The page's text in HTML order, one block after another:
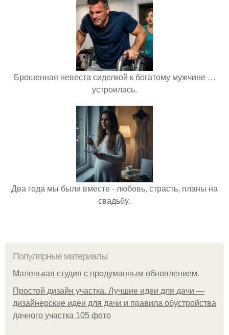
Брошенная невеста сиделкой к богатому мужчине …
устроилась.
Два года мы были вместе - любовь, страсть, планы на
свадьбу.
Популярные материалы
Маленькая студия с продуманным обновлением.
Простой дизайн участка. Лучшие идеи для дачи —
дизайнерские идеи для дачи и правила обустройства
дачного участка 105 фото